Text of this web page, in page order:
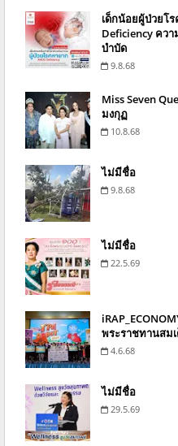
เด็กน้อยผู้ป่วยโ
Deficiency คว
บำบัด
9.8.68
Miss Seven
มงกุฏ
10.8.68
ไม่มีชื่อ
9.8.68
ไม่มีชื่อ
22.5.69
พระราชทานสม
4.6.68
ไม่มีชื่อ
29.5.69